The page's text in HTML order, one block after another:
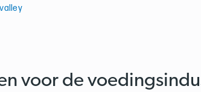
voor de